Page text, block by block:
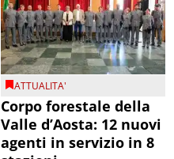
ATTUALITA'
Corpo forestale della
Valle d’Aosta: 12 nuovi
agenti in servizio in 8